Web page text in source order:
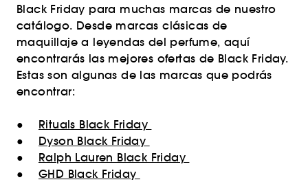
Black Friday para muchas marcas de nuestro
catálogo. Desde marcas clásicas de
maquillaje a leyendas del perfume, aquí
encontrarás las mejores ofertas de Black Friday.
Estas son algunas de las marcas que podrás
encontrar:
● Rituals Black Friday
● Dyson Black Friday
● Ralph Lauren Black Friday
● GHD Black Friday